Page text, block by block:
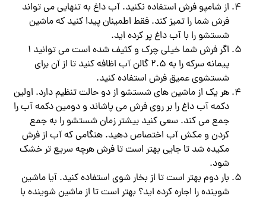
از شامپو فرش استفاده نکنید. آب داغ به تنهایی می تواند
فرش شما را تمیز کند. فقط اطمینان پیدا کنید که ماشین
شستشو را با آب داغ پر کرده اید.
اگر فرش شما خیلی چرک و کثیف شده است می توانید 1
پیمانه سرکه را به 2.5 گالن آب اظافه کنید تا از آن برای
شستشوی عمیق فرش استفاده کنید.
هر یک از ماشین های شستشو از دو حالت تنظیم دارد. اولین
دکمه آب داغ را بر روی فرش می پاشاند و دومین دکمه آب را
جمع می کند. سعی کنید بیشتر زمان شستشو را به جمع
کردن و مکش آب اختصاص دهید. هنگامی که آب از فرش
مکیده شد تا جایی بهتر است تا فرش هرچه سریع تر خشک
شود.
بار دوم بهتر است تا از بخار شوی استفاده کنید. آیا ماشین
شوینده را اجاره کرده اید؟ بهتر است تا از ماشین شوینده با